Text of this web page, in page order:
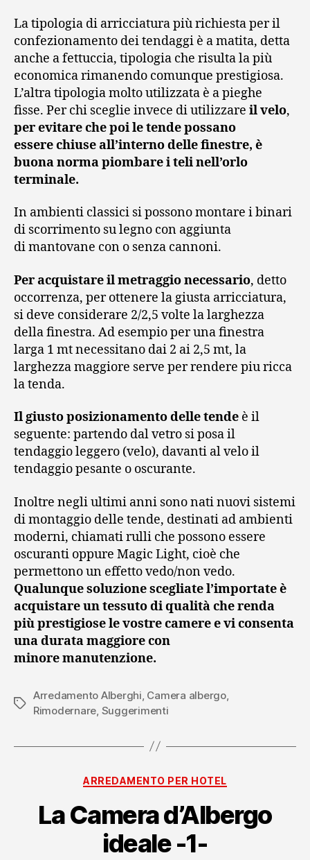
La tipologia di arricciatura più richiesta per il
confezionamento dei tendaggi è a matita, detta
anche a fettuccia, tipologia che risulta la più
economica rimanendo comunque prestigiosa.
L’altra tipologia molto utilizzata è a pieghe
fisse. Per chi sceglie invece di utilizzare il velo,
per evitare che poi le tende possano
essere chiuse all’interno delle finestre, è
buona norma piombare i teli nell’orlo
terminale.
In ambienti classici si possono montare i binari
di scorrimento su legno con aggiunta
di mantovane con o senza cannoni.
Per acquistare il metraggio necessario, detto
occorrenza, per ottenere la giusta arricciatura,
si deve considerare 2/2,5 volte la larghezza
della finestra. Ad esempio per una finestra
larga 1 mt necessitano dai 2 ai 2,5 mt, la
larghezza maggiore serve per rendere piu ricca
la tenda.
Il giusto posizionamento delle tende è il
seguente: partendo dal vetro si posa il
tendaggio leggero (velo), davanti al velo il
tendaggio pesante o oscurante.
Inoltre negli ultimi anni sono nati nuovi sistemi
di montaggio delle tende, destinati ad ambienti
moderni, chiamati rulli che possono essere
oscuranti oppure Magic Light, cioè che
permettono un effetto vedo/non vedo.
Qualunque soluzione scegliate l’importate è
acquistare un tessuto di qualità che renda
più prestigiose le vostre camere e vi consenta
una durata maggiore con
minore manutenzione.
Tag
Arredamento Alberghi, Camera albergo,
Rimodernare, Suggerimenti
Categorie
ARREDAMENTO PER HOTEL
La Camera d’Albergo
ideale -1-